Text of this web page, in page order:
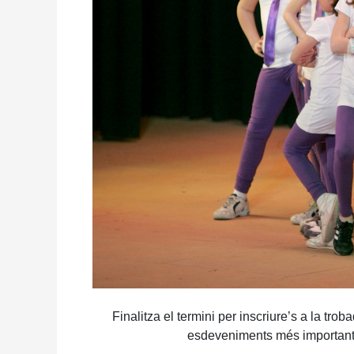
Finalitza el termini per inscriure’s a la
esdeveniments més